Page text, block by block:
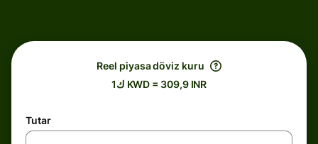
Reel piyasa döviz kuru
ك1 KWD = 309,9 INR
Tutar